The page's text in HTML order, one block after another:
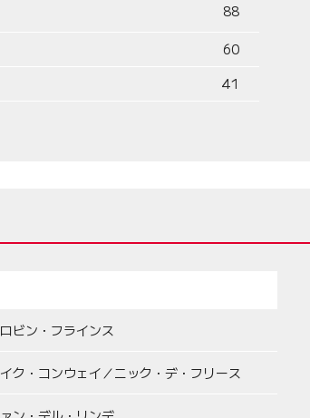
88
60
41
ビン・フラインス
ク・コンウェイ／ニック・デ・フリース